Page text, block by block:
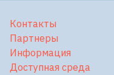
Контакты
Партнеры
Информация
Доступная среда